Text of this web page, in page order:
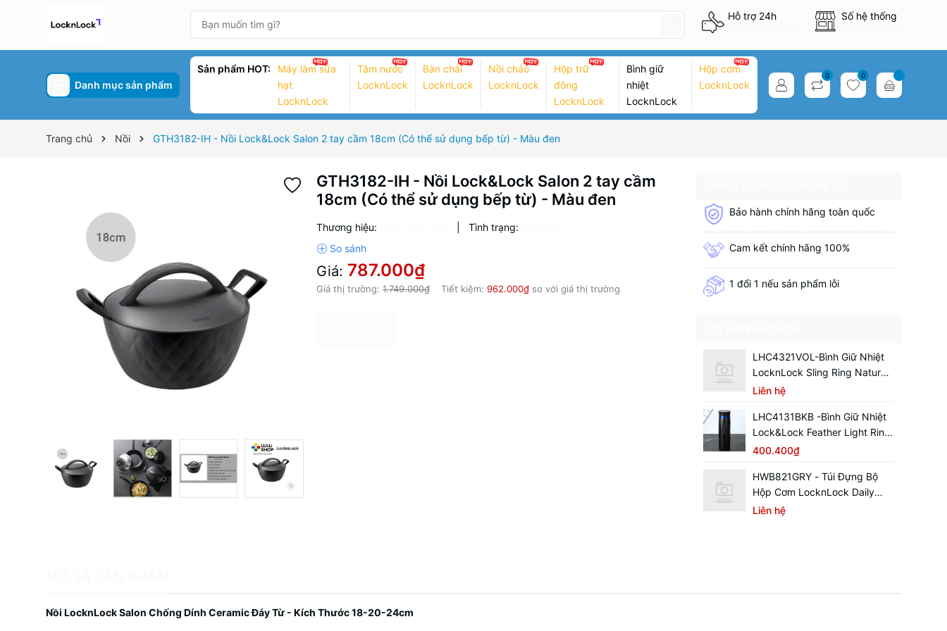
Hỗ trợ 24h Số hệ thống
Danh mục sản phẩm
Sản phẩm HOT:
Máy làm sữa
hạt
LocknLock
Tăm nước
LocknLock
Bàn chải
LocknLock
Nồi chảo
LocknLock
Hộp trữ
đông
LocknLock
Bình giữ
nhiệt
LocknLock
Hộp cơm
LocknLock
0 0
Trang chủ Nồi GTH3182-IH - Nồi Lock&Lock Salon 2 tay cầm 18cm (Có thể sử dụng bếp từ) - Màu đen
GTH3182-IH - Nồi Lock&Lock Salon 2 tay cầm
18cm (Có thể sử dụng bếp từ) - Màu đen
Thương hiệu: Tình trạng:
Giá: 787.000₫
Giá thị trường: 1.749.000₫ Tiết kiệm: 962.000₫so với giá thị trường
Bảo hành chính hãng toàn quốc
Cam kết chính hãng 100%
1 đổi 1 nếu sản phẩm lỗi
LHC4321VOL-Bình Giữ Nhiệt
LocknLock Sling Ring Nature
Tumbler 650ml
Liên hệ
LHC4131BKB -Bình Giữ Nhiệt
Lock&Lock Feather Light Ring
450ml - Màu Đen / Xanh
400.400₫
HWB821GRY - Túi Đựng Bộ
Hộp Cơm LocknLock Daily
Cooler - Màu Xám
Liên hệ
Nồi LocknLock Salon Chống Dính Ceramic Đáy Từ - Kích Thước 18-20-24cm